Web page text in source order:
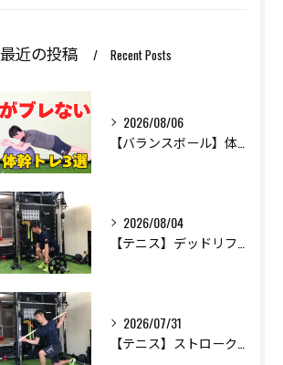
最近の投稿 Recent Posts
2026/08/06
2026/08/04
2026/07/31